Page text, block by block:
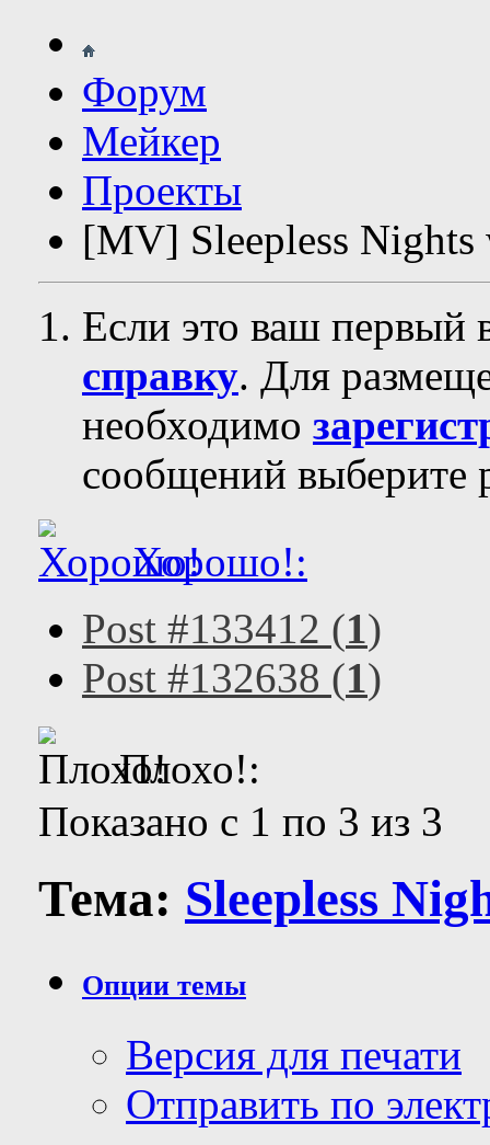
Форум
Мейкер
Проекты
[MV] Sleepless Nights
Если это ваш первый
справку. Для
необходимо
сообщений выберите
Хорошо!:
Post #133412 (1)
Post #132638 (1)
Плохо!:
Показано с 1 по 3 из 3
Тема: Sleepless
Опции темы
Версия для печати
Отправить по